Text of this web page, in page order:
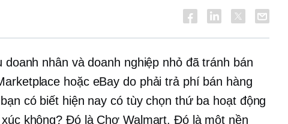
nhân và doanh nghiệp nhỏ đã tránh bán
hoặc eBay do phải trả phí bán hàng
có biết hiện nay có tùy chọn thứ ba hoạt động
không? Đó là Chợ Walmart. Đó là một nền